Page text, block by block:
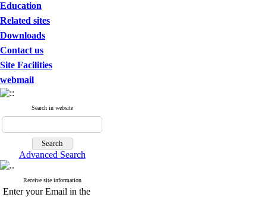
Education
Related sites
Downloads
Contact us
Site Facilities
webmail
Search in website
Advanced Search
Receive site information
Enter your Email in the